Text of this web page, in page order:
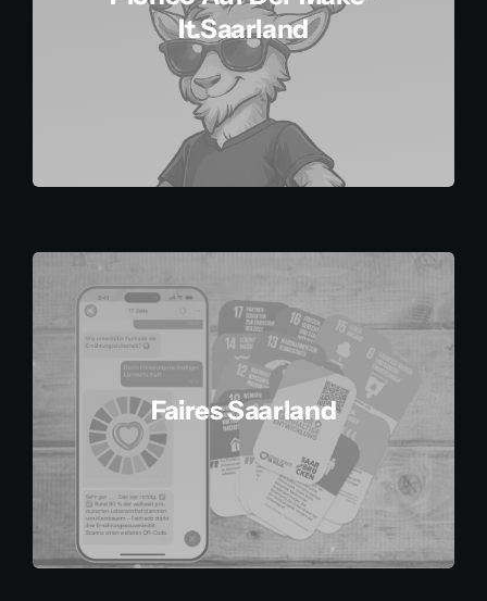
It.saarland
Faires Saarland